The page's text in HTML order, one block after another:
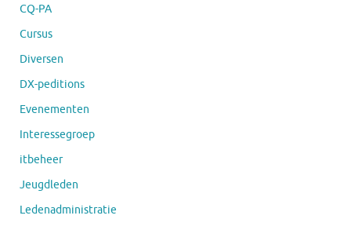
CQ-PA
Cursus
Diversen
DX-peditions
Evenementen
Interessegroep
itbeheer
Jeugdleden
Ledenadministratie